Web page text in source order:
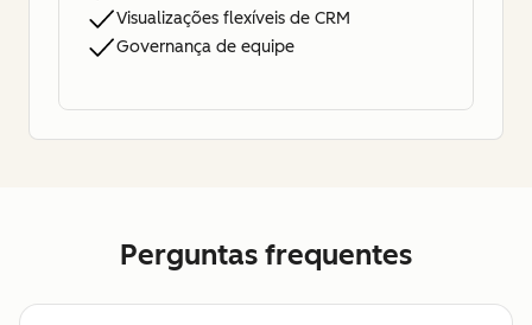
Visualizações flexíveis de CRM
Governança de equipe
Perguntas frequentes